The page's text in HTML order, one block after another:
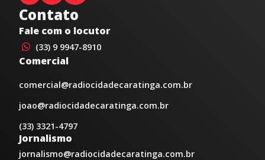
Contato
Fale com o locutor
(33) 9 9947-8910
Comercial
comercial@radiocidadecaratinga.com.br
joao@radiocidadecaratinga.com.br
(33) 3321-4797
Jornalismo
jornalismo@radiocidadecaratinga.com.br